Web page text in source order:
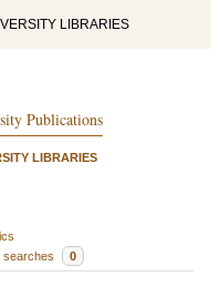
LIBRARIES
Publications
LIBRARIES
searches 0